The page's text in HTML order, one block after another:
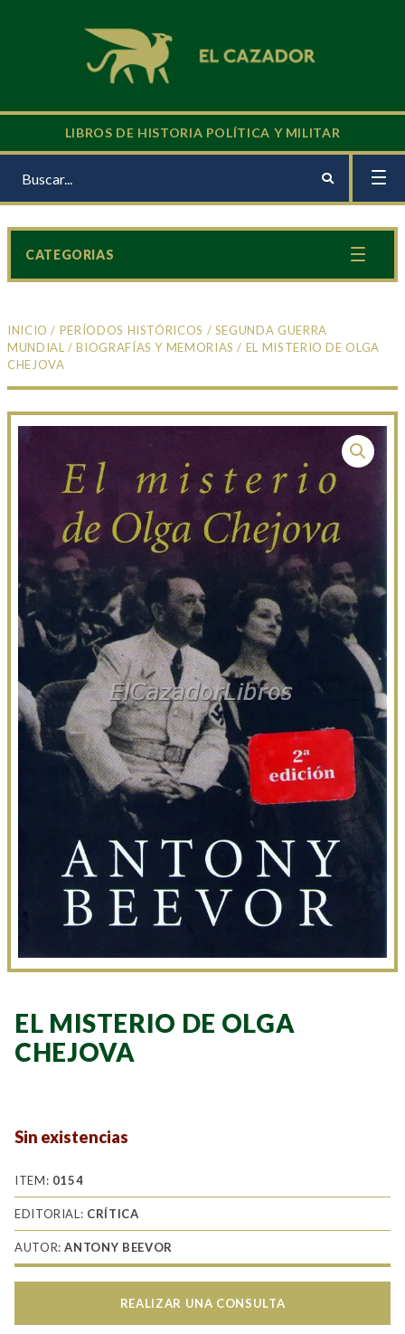
LIBROS DE HISTORIA POLÍTICA Y MILITAR
INICIO / PERÍODOS HISTÓRICOS / SEGUNDA GUERRA
MUNDIAL /BIOGRAFÍAS Y MEMORIAS / EL MISTERIO DE OLGA
CHEJOVA
EL MISTERIO DE OLGA
CHEJOVA
Sin existencias
ITEM: 0154
EDITORIAL: CRÍTICA
AUTOR:ANTONY BEEVOR
REALIZAR UNA CONSULTA
CATEGORIAS